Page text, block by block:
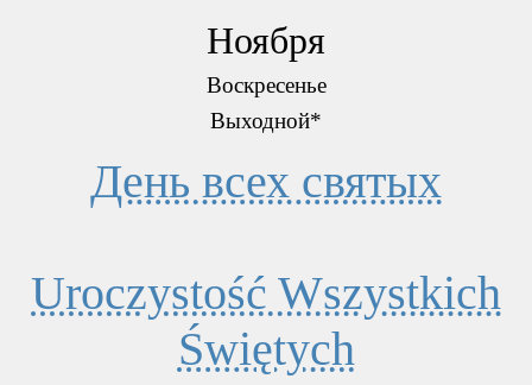
Ноября
Воскресенье
Выходной*
День всех святых
Uroczystość Wszystkich
Świętych